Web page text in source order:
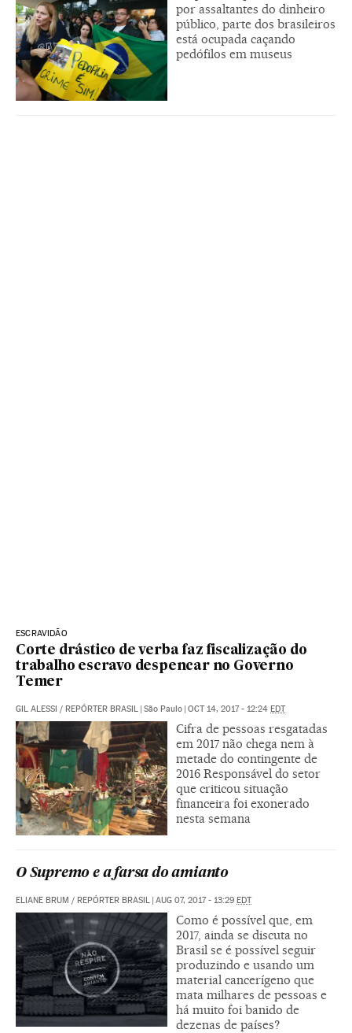
por assaltantes do dinheiro
público, parte dos brasileiros
está ocupada caçando
pedófilos em museus
ESCRAVIDÃO
Corte drástico de verba faz fiscalização do
trabalho escravo despencar no Governo
Temer
GIL ALESSI / REPÓRTER BRASIL | São Paulo | OCT 14, 2017 - 12:24 EDT
Cifra de pessoas resgatadas
em 2017 não chega nem à
metade do contingente de
2016 Responsável do setor
que criticou situação
financeira foi exonerado
nesta semana
O Supremo e a farsa do amianto
ELIANE BRUM / REPÓRTER BRASIL | AUG 07, 2017 - 13:29 EDT
Como é possível que, em
2017, ainda se discuta no
Brasil se é possível seguir
produzindo e usando um
material cancerígeno que
mata milhares de pessoas e
há muito foi banido de
dezenas de países?